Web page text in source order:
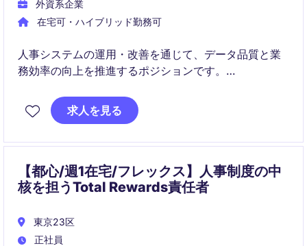
外資系企業
在宅可・ハイブリッド勤務可
人事システムの運用・改善を通じて、データ品質と業
務効率の向上を推進するポジションです。
と継続的な業務改善をリードします。
求人を見る
【都心/週1在宅/フレックス】人事制度の中
核を担うTotal Rewards責任者
東京23区
正社員